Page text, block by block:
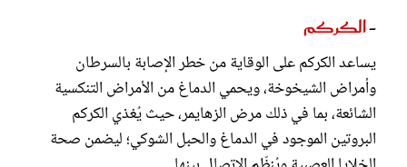
-الكركم
يساعد الكركم على الوقاية من خطر الإصابة بالسرطان
وأمراض الشيخوخة، ويحمي الدماغ من الأمراض التنكسية
الشائعة، بما في ذلك مرض الزهايمر، حيث يُغذي الكركم
البروتين الموجود في الدماغ والحبل الشوكي؛ ليضمن صحة